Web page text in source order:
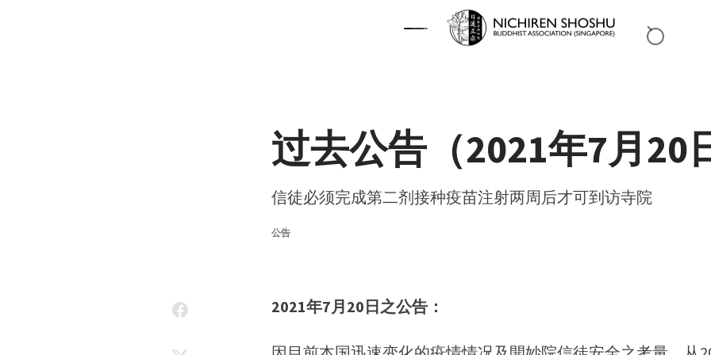
过去公告（2021年7月20
信徒必须完成第二剂接种疫苗注射两周后才可到访寺院
公告
2021年7月20日之公告：